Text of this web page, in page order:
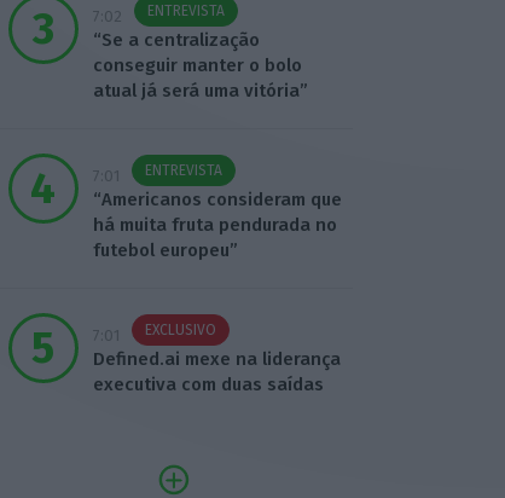
7:02 ENTREVISTA
“Se a centralização
conseguir manter o bolo
atual já será uma vitória”
7:01 ENTREVISTA
“Americanos consideram que
há muita fruta pendurada no
futebol europeu”
7:01 EXCLUSIVO
Defined.ai mexe na liderança
executiva com duas saídas